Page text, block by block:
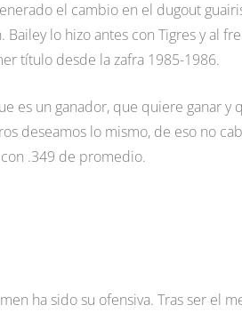
el cambio en el dugout
lo hizo antes con Tigres y al
título desde la zafra 1985-1986.
es un ganador, que quiere ganar y
deseamos lo mismo, de eso no
.349 de promedio.
ha sido su ofensiva. Tras ser el